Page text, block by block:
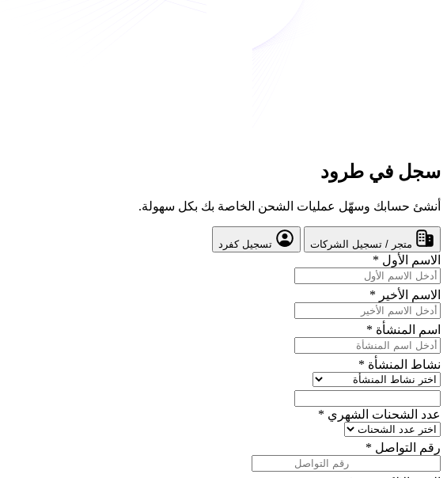
سجل في طرود
أنشئ حسابك وسهّل عمليات الشحن الخاصة بك بكل سهولة.
متجر / تسجيل الشركات تسجيل كفرد
الاسم الأول *
الاسم الأخير *
اسم المنشأة *
نشاط المنشأة *
عدد الشحنات الشهري *
رقم التواصل *